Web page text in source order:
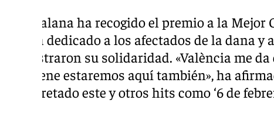
La catalana ha recogido el premio a la
que ha dedicado a los afectados de la dana
demostraron su solidaridad. «València me
que viene estaremos aquí también», ha
interpretado este y otros hits como ‘6 de